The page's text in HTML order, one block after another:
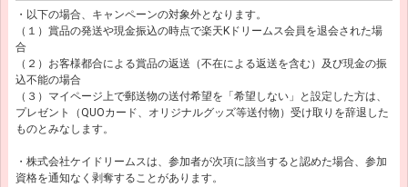
・以下の場合、キャンペーンの対象外となります。
（１）賞品の発送や現金振込の時点で楽天Kドリームス会員を退会された場
合
（２）お客様都合による賞品の返送（不在による返送を含む）及び現金の振
込不能の場合
（３）マイページ上で郵送物の送付希望を「希望しない」と設定した方は、
プレゼント（QUOカード、オリジナルグッズ等送付物）受け取りを辞退した
ものとみなします。
・株式会社ケイドリームスは、参加者が次項に該当すると認めた場合、参加
資格を通知なく剥奪することがあります。